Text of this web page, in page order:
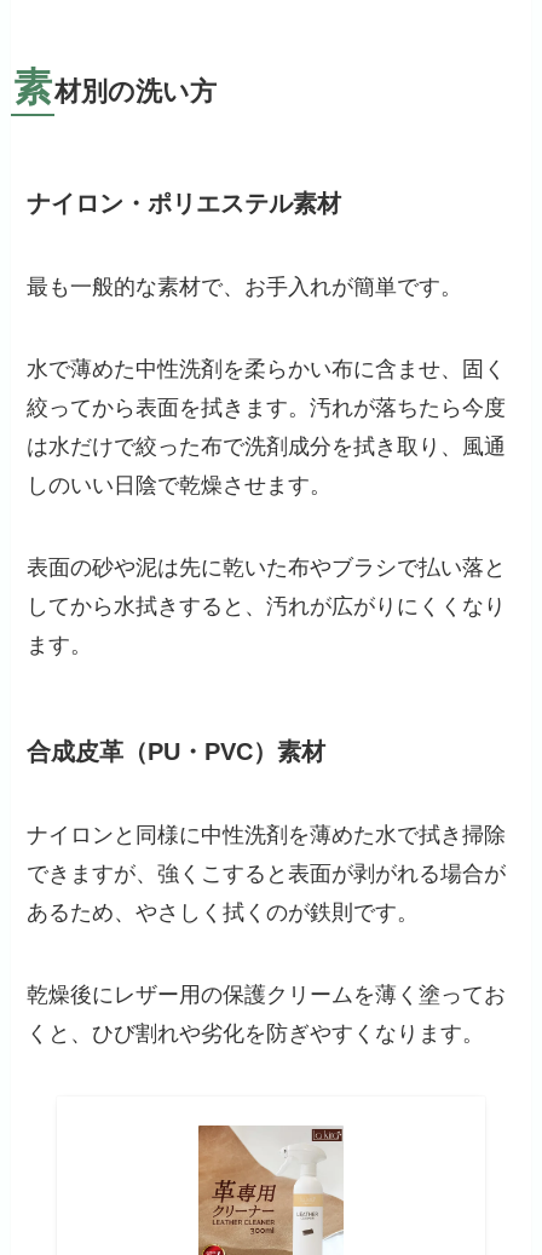
素材別の洗い方
ナイロン・ポリエステル素材
最も一般的な素材で、お手入れが簡単です。
水で薄めた中性洗剤を柔らかい布に含ませ、固く
絞ってから表面を拭きます。汚れが落ちたら今度
は水だけで絞った布で洗剤成分を拭き取り、風通
しのいい日陰で乾燥させます。
表面の砂や泥は先に乾いた布やブラシで払い落と
してから水拭きすると、汚れが広がりにくくなり
ます。
合成皮革（PU・PVC）素材
ナイロンと同様に中性洗剤を薄めた水で拭き掃除
できますが、強くこすると表面が剥がれる場合が
あるため、やさしく拭くのが鉄則です。
乾燥後にレザー用の保護クリームを薄く塗ってお
くと、ひび割れや劣化を防ぎやすくなります。